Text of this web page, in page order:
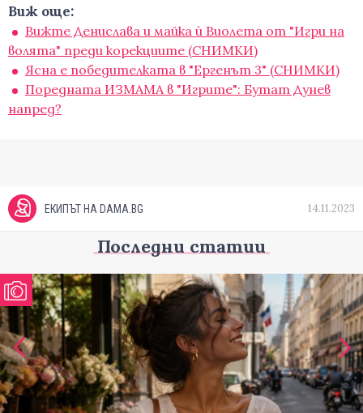
Виж още:
Вижте Денислава и майка ѝ Виолета от "Игри на
волята" преди корекциите (СНИМКИ)
Ясна е победителката в "Ергенът 3" (СНИМКИ)
Поредната ИЗМАМА в "Игрите": Бутат Дунев
напред?
ЕКИПЪТ НА DAMA.BG 14.11.2023
Последни статии